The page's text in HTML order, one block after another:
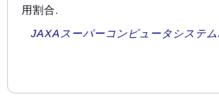
用割合.
JAXAスーパーコンピュータシステ